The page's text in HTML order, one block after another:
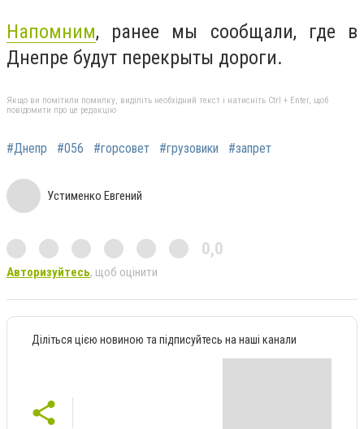
Напомним, ранее мы сообщали, где в
Днепре будут перекрыты дороги.
Якщо ви помітили помилку, виділіть необхідний текст і натисніть Ctrl + Enter, щоб
повідомити про це редакцію
#Днепр #056 #горсовет #грузовики #запрет
Устименко Евгений
0,0
Авторизуйтесь, щоб оцінити
Діліться цією новиною та підписуйтесь на наші канали